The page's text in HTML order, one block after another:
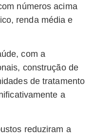
números acima
renda média e
com a
construção de
de tratamento
a
reduziram a